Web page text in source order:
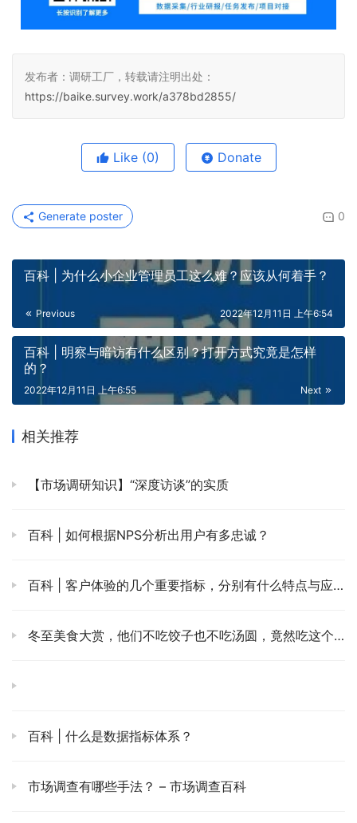
发布者：调研工厂，转载请注明出处：
https://baike.survey.work/a378bd2855/
Like (0) Donate
0
Generate poster
百科 | 为什么小企业管理员工这么难？应该从何着手？
Previous 2022年12月11日 上午6:54
百科 | 明察与暗访有什么区别？打开方式究竟是怎样
的？
Next
2022年12月11日 上午6:55
相关推荐
【市场调研知识】“深度访谈”的实质
百科 | 如何根据NPS分析出用户有多忠诚？
百科 | 客户体验的几个重要指标，分别有什么特点与应用
冬至美食大赏，他们不吃饺子也不吃汤圆，竟然吃这个？
百科 | 什么是数据指标体系？
市场调查有哪些手法？ – 市场调查百科